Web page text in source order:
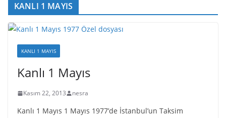
KANLI 1 MAYIS
KANLI 1 MAYIS
Kanlı 1 Mayıs
Kasım 22, 2013 nesra
Kanlı 1 Mayıs 1 Mayıs 1977’de İstanbul’un Taksim